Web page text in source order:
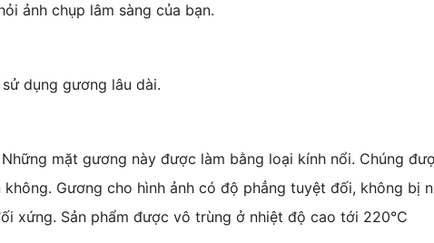
ảnh chụp lâm sàng của bạn.
dụng gương lâu dài.
mặt gương này được làm bằng loại kính nổi. Chúng
Gương cho hình ảnh có độ phẳng tuyệt đối, không bị
xứng. Sản phẩm được vô trùng ở nhiệt độ cao tới 220°C